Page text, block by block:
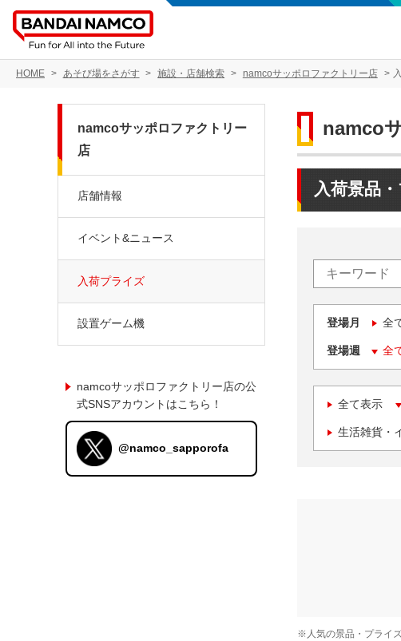
HOME あそび場をさがす 施設・店舗検索 namcoサッポロファクトリー店
namco
入荷景品
登場月 全
登場週 全
全て表示
生活雑貨・
namcoサッポロファクトリー
店
店舗情報
イベント&ニュース
入荷プライズ
設置ゲーム機
namcoサッポロファクトリー店の公
式SNSアカウントはこちら！
@namco_sapporofa